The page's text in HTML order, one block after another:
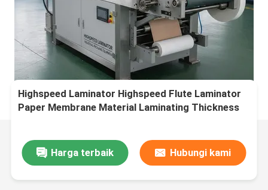
Highspeed Laminator Highspeed Flute Laminator
Paper Membrane Material Laminating Thickness
Harga terbaik
Hubungi kami